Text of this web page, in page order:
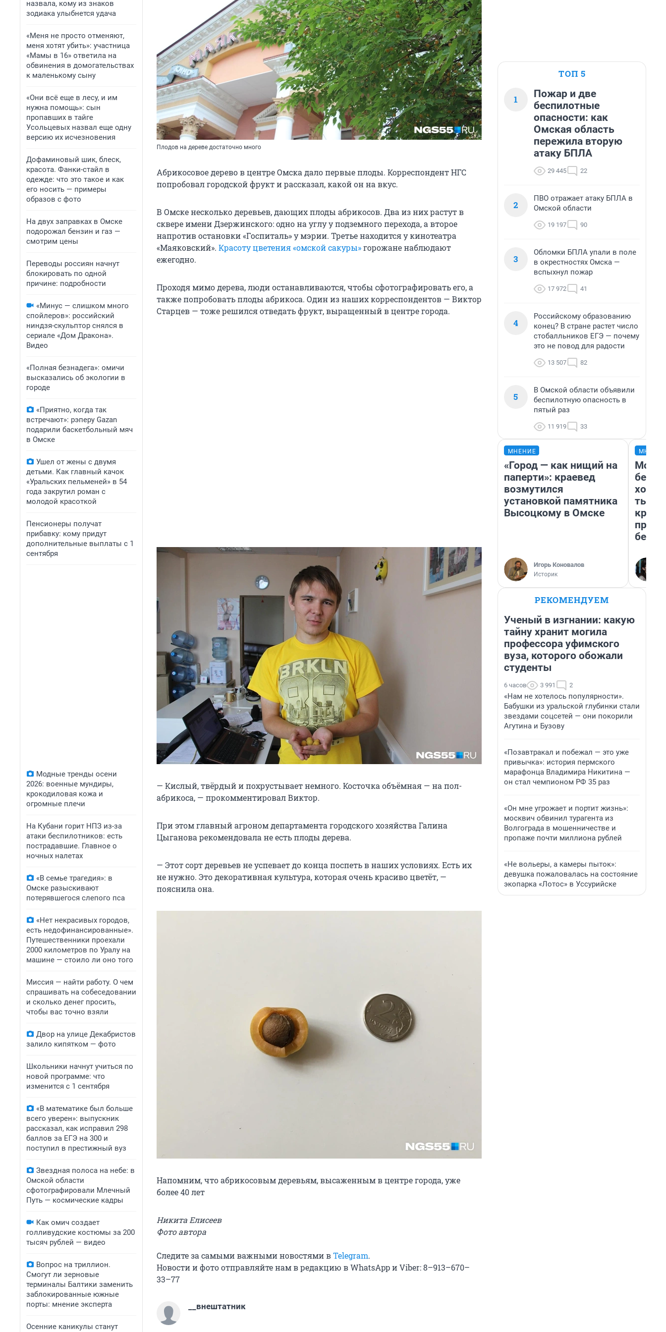
назвала, кому из знаков
зодиака улыбнется удача
«Меня не просто отменяют,
меня хотят убить»: участница
«Мамы в 16» ответила на
обвинения в домогательствах
к маленькому сыну
«Они всё еще в лесу, и им
нужна помощь»: сын
пропавших в тайге
Усольцевых назвал еще одну
версию их исчезновения
Дофаминовый шик, блеск,
красота. Фанки-стайл в
одежде: что это такое и как
его носить — примеры
образов с фото
На двух заправках в Омске
подорожал бензин и газ —
смотрим цены
Переводы россиян начнут
блокировать по одной
причине: подробности
«Минус — слишком много
спойлеров»: российский
ниндзя-скульптор снялся в
сериале «Дом Дракона».
Видео
«Полная безнадега»: омичи
высказались об экологии в
городе
«Приятно, когда так
встречают»: рэперу Gazan
подарили баскетбольный мяч
в Омске
Ушел от жены с двумя
детьми. Как главный качок
«Уральских пельменей» в 54
года закрутил роман с
молодой красоткой
Пенсионеры получат
прибавку: кому придут
дополнительные выплаты с 1
сентября
Модные тренды осени
2026: военные мундиры,
крокодиловая кожа и
огромные плечи
На Кубани горит НПЗ из-за
атаки беспилотников: есть
пострадавшие. Главное о
ночных налетах
«В семье трагедия»: в
Омске разыскивают
потерявшегося слепого пса
«Нет некрасивых городов,
есть недофинансированные».
Путешественники проехали
2000 километров по Уралу на
машине — стоило ли оно того
Миссия — найти работу. О чем
спрашивать на собеседовании
и сколько денег просить,
чтобы вас точно взяли
Двор на улице Декабристов
залило кипятком — фото
Школьники начнут учиться по
новой программе: что
изменится с 1 сентября
«В математике был больше
всего уверен»: выпускник
рассказал, как исправил 298
баллов за ЕГЭ на 300 и
поступил в престижный вуз
Звездная полоса на небе: в
Омской области
сфотографировали Млечный
Путь — космические кадры
Как омич создает
голливудские костюмы за 200
тысяч рублей — видео
Вопрос на триллион.
Смогут ли зерновые
терминалы Балтики заменить
заблокированные южные
порты: мнение эксперта
Осенние каникулы станут
Плодов на дереве достаточно много
Абрикосовое дерево в центре Омска дало первые плоды. Корреспондент НГС
попробовал городской фрукт и рассказал, какой он на вкус.
В Омске несколько деревьев, дающих плоды абрикосов. Два из них растут в
сквере имени Дзержинского: одно на углу у подземного перехода, а второе
напротив остановки «Госпиталь» у мэрии. Третье находится у кинотеатра
«Маяковский». Красоту цветения «омской сакуры»горожане наблюдают
ежегодно.
Проходя мимо дерева, люди останавливаются, чтобы сфотографировать его, а
также попробовать плоды абрикоса. Один из наших корреспондентов — Виктор
Старцев — тоже решился отведать фрукт, выращенный в центре города.
— Кислый, твёрдый и похрустывает немного. Косточка объёмная — на пол-
абрикоса, — прокомментировал Виктор.
При этом главный агроном департамента городского хозяйства Галина
Цыганова рекомендовала не есть плоды дерева.
— Этот сорт деревьев не успевает до конца поспеть в наших условиях. Есть их
не нужно. Это декоративная культура, которая очень красиво цветёт, —
пояснила она.
Напомним, что абрикосовым деревьям, высаженным в центре города, уже
более 40 лет
Никита Елисеев
Фото автора
Следите за самыми важными новостями вTelegram.
Новости и фото отправляйте нам в редакцию в WhatsApp и Viber: 8–913–670–
33–77
__внештатник
ТОП 5
1
Пожар и две
беспилотные
опасности: как
Омская область
пережила вторую
атаку БПЛА
29 445 22
2
ПВО отражает атаку БПЛА в
Омской области
19 197 90
3
Обломки БПЛА упали в поле
в окрестностях Омска —
вспыхнул пожар
17 972 41
4
Российскому образованию
конец? В стране растет число
стобалльников ЕГЭ — почему
это не повод для радости
13 507 82
5
В Омской области объявили
беспилотную опасность в
пятый раз
11 919 33
МНЕНИЕ
«Город — как нищий на
паперти»: краевед
возмутился
установкой памятника
Высоцкому в Омске
Игорь Коновалов
Историк
Мой
РЕКОМЕНДУЕМ
Ученый в изгнании: какую
тайну хранит могила
профессора уфимского
вуза, которого обожали
студенты
6 часов 3 991 2
«Нам не хотелось популярности».
Бабушки из уральской глубинки стали
звездами соцсетей — они покорили
Агутина и Бузову
«Позавтракал и побежал — это уже
привычка»: история пермского
марафонца Владимира Никитина —
он стал чемпионом РФ 35 раз
«Он мне угрожает и портит жизнь»:
москвич обвинил турагента из
Волгограда в мошенничестве и
пропаже почти миллиона рублей
«Не вольеры, а камеры пыток»:
девушка пожаловалась на состояние
экопарка «Лотос» в Уссурийске